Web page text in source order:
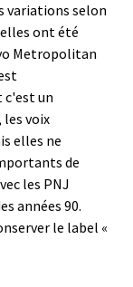
variations selon
ont été
Metropolitan
un
voix
elles ne
de
les PNJ
années 90.
le label «